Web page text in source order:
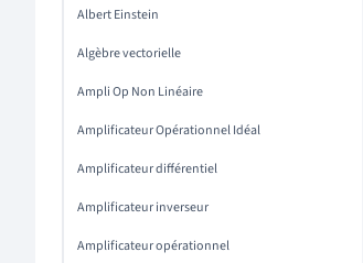
Albert Einstein
Algèbre vectorielle
Ampli Op Non Linéaire
Amplificateur Opérationnel Idéal
Amplificateur différentiel
Amplificateur inverseur
Amplificateur opérationnel